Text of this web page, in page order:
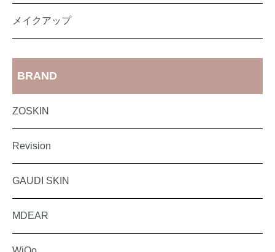
メイクアップ
BRAND
ZOSKIN
Revision
GAUDI SKIN
MDEAR